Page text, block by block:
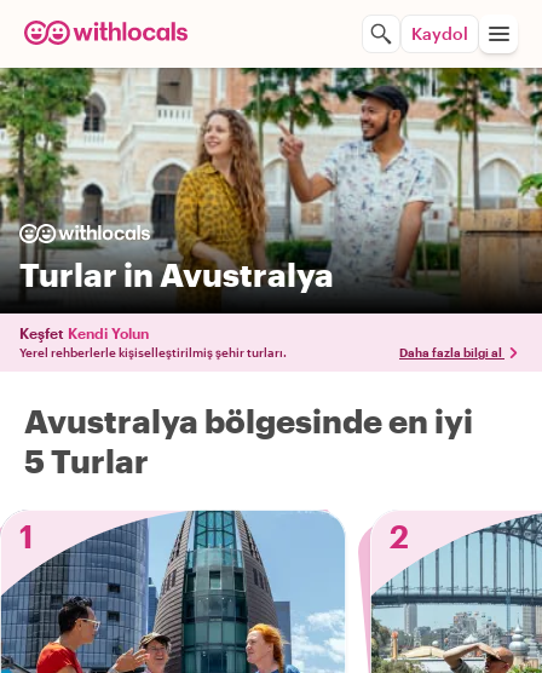
Kaydol
Turlar in Avustralya
Keşfet Kendi Yolun
Yerel rehberlerle kişiselleştirilmiş şehir turları. Daha fazla bilgi al
Avustralya bölgesinde en iyi
5 Turlar
1
2